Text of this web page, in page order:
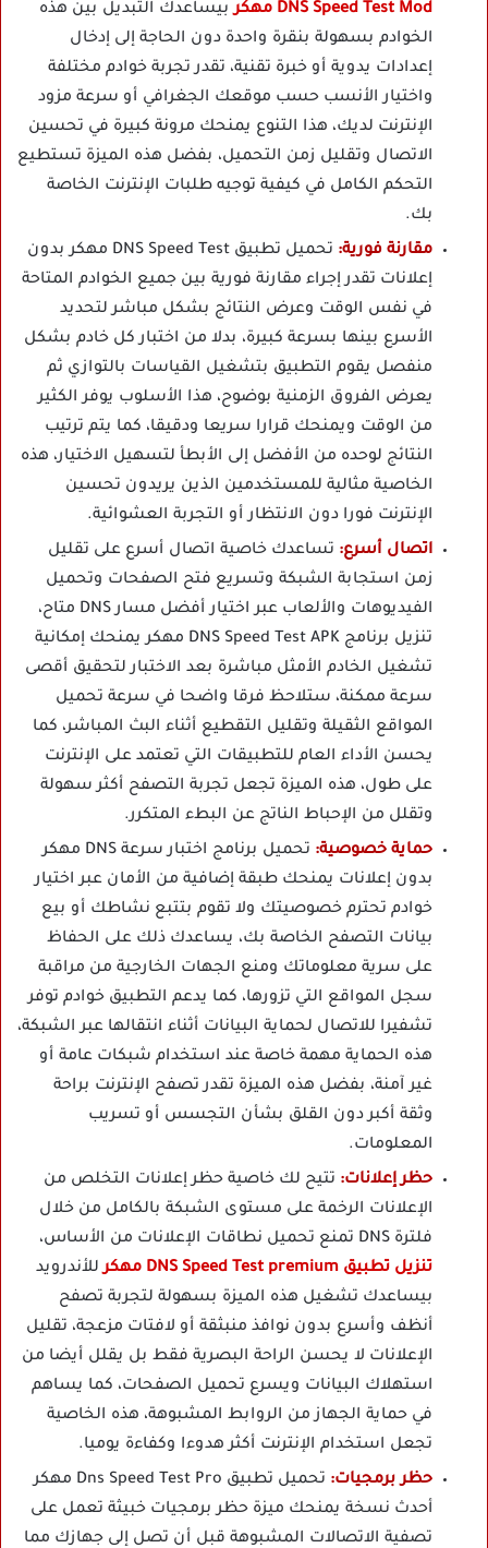
DNS Speed Test Mod مهكر
بيساعدك التبديل بين هذه
الخوادم بسهولة بنقرة واحدة دون الحاجة إلى إدخال
إعدادات يدوية أو خبرة تقنية، تقدر تجربة خوادم مختلفة
واختيار الأنسب حسب موقعك الجغرافي أو سرعة مزود
الإنترنت لديك، هذا التنوع يمنحك مرونة كبيرة في تحسين
الاتصال وتقليل زمن التحميل، بفضل هذه الميزة تستطيع
التحكم الكامل في كيفية توجيه طلبات الإنترنت الخاصة
بك.
مقارنة فورية:
تحميل تطبيق DNS Speed Test مهكر بدون
إعلانات تقدر إجراء مقارنة فورية بين جميع الخوادم المتاحة
في نفس الوقت وعرض النتائج بشكل مباشر لتحديد
الأسرع بينها بسرعة كبيرة، بدلا من اختبار كل خادم بشكل
منفصل يقوم التطبيق بتشغيل القياسات بالتوازي ثم
يعرض الفروق الزمنية بوضوح، هذا الأسلوب يوفر الكثير
من الوقت ويمنحك قرارا سريعا ودقيقا، كما يتم ترتيب
النتائج لوحده من الأفضل إلى الأبطأ لتسهيل الاختيار، هذه
الخاصية مثالية للمستخدمين الذين يريدون تحسين
الإنترنت فورا دون الانتظار أو التجربة العشوائية.
اتصال أسرع: تساعدك خاصية اتصال أسرع على تقليل
زمن استجابة الشبكة وتسريع فتح الصفحات وتحميل
الفيديوهات والألعاب عبر اختيار أفضل مسار DNS متاح،
تنزيل برنامج DNS Speed Test APK مهكر يمنحك إمكانية
تشغيل الخادم الأمثل مباشرة بعد الاختبار لتحقيق أقصى
سرعة ممكنة، ستلاحظ فرقا واضحا في سرعة تحميل
المواقع الثقيلة وتقليل التقطيع أثناء البث المباشر، كما
يحسن الأداء العام للتطبيقات التي تعتمد على الإنترنت
على طول، هذه الميزة تجعل تجربة التصفح أكثر سهولة
وتقلل من الإحباط الناتج عن البطء المتكرر.
حماية خصوصية:
تحميل برنامج اختبار سرعة DNS مهكر
بدون إعلانات يمنحك طبقة إضافية من الأمان عبر اختيار
خوادم تحترم خصوصيتك ولا تقوم بتتبع نشاطك أو بيع
بيانات التصفح الخاصة بك، يساعدك ذلك على الحفاظ
على سرية معلوماتك ومنع الجهات الخارجية من مراقبة
سجل المواقع التي تزورها، كما يدعم التطبيق خوادم توفر
تشفيرا للاتصال لحماية البيانات أثناء انتقالها عبر الشبكة،
هذه الحماية مهمة خاصة عند استخدام شبكات عامة أو
غير آمنة، بفضل هذه الميزة تقدر تصفح الإنترنت براحة
وثقة أكبر دون القلق بشأن التجسس أو تسريب
المعلومات.
حظر إعلانات: تتيح لك خاصية حظر إعلانات التخلص من
الإعلانات الرخمة على مستوى الشبكة بالكامل من خلال
فلترة DNS تمنع تحميل نطاقات الإعلانات من الأساس،
تنزيل تطبيق DNS Speed Test premium مهكر
للأندرويد
بيساعدك تشغيل هذه الميزة بسهولة لتجربة تصفح
أنظف وأسرع بدون نوافذ منبثقة أو لافتات مزعجة، تقليل
الإعلانات لا يحسن الراحة البصرية فقط بل يقلل أيضا من
استهلاك البيانات ويسرع تحميل الصفحات، كما يساهم
في حماية الجهاز من الروابط المشبوهة، هذه الخاصية
تجعل استخدام الإنترنت أكثر هدوءا وكفاءة يوميا.
حظر برمجيات:
تحميل تطبيق Dns Speed Test Pro مهكر
أحدث نسخة يمنحك ميزة حظر برمجيات خبيثة تعمل على
تصفية الاتصالات المشبوهة قبل أن تصل إلى جهازك مما